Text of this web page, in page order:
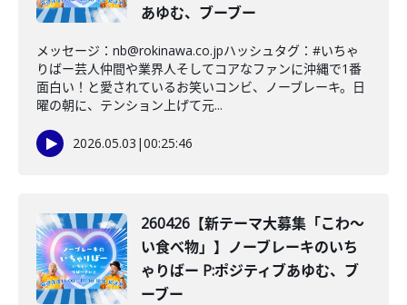
あゆむ、ブーブー
メッセージ：nb@rokinawa.co.jpハッシュタグ：#いちゃ
りばー芸人仲間や業界人そしてコアなファンに沖縄で1番
面白い！と愛されているお笑いコンビ、ノーブレーキ。日
曜の朝に、テンション上げて元...
2026.05.03 |00:25:46
260426【新テーマ大募集「こわ〜
い食べ物」】ノーブレーキのいち
ゃりばー P:ポジティブあゆむ、ブ
ーブー